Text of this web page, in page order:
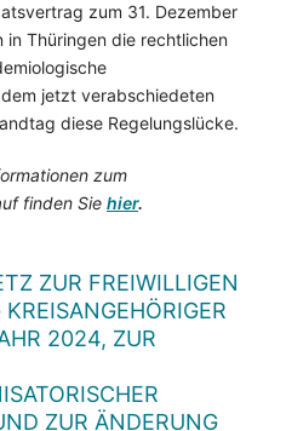
zum 31. Dezember
in Thüringen die rechtlichen
jetzt verabschiedeten
diese Regelungslücke.
zum
finden Sie hier.
ZUR FREIWILLIGEN
2024, ZUR
ZUR ÄNDERUNG